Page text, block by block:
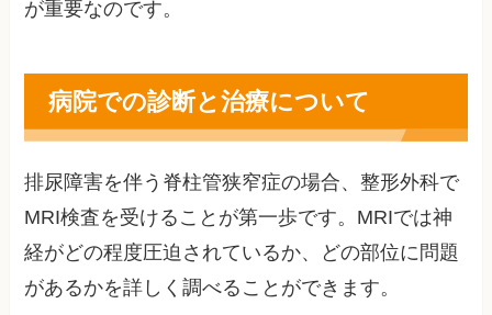
が重要なのです。
病院での診断と治療について
排尿障害を伴う脊柱管狭窄症の場合、整形外科で
MRI検査を受けることが第一歩です。MRIでは神
経がどの程度圧迫されているか、どの部位に問題
があるかを詳しく調べることができます。